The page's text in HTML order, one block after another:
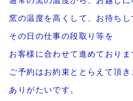
窯の温度を高くして、お待ちし
その日の仕事の段取り等を
お客様に合わせて進めておりま
ご予約はお約束ととらえて頂き
ありがたいです。